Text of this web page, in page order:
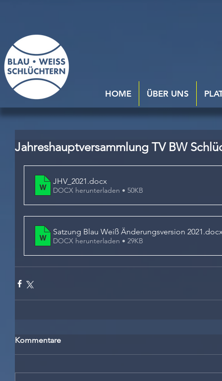
Jahreshauptversammlung TV BW
JHV_2021.docx
DOCX herunterladen • 50KB
Satzung Blau Weiß Änderungsversion 2021
DOCX herunterladen • 29KB
Kommentare
HOME ÜBER UNS